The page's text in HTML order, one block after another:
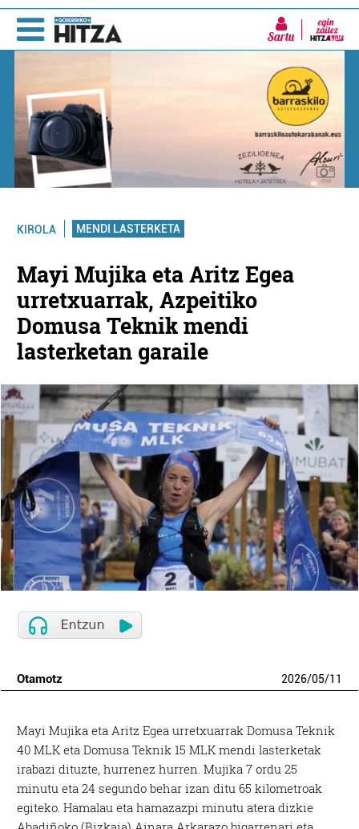
Sartu
KIROLA MENDI LASTERKETA
Mayi Mujika eta Aritz Egea
urretxuarrak, Azpeitiko
Domusa Teknik mendi
lasterketan garaile
Otamotz 2026/05/11
Mayi Mujika eta Aritz Egea urretxuarrak Domusa Teknik
40 MLK eta Domusa Teknik 15 MLK mendi lasterketak
irabazi dituzte, hurrenez hurren.Mujika 7 ordu 25
minutu eta 24 segundo behar izan ditu 65 kilometroak
egiteko. Hamalau eta hamazazpi minutu atera dizkie